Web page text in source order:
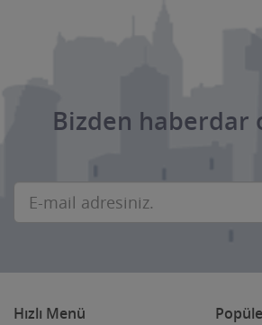
Dijital Uydu sistemleri
Bizden haberdar
Hızlı Menü